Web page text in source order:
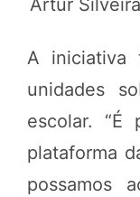
Artur
A iniciativa
unidades
escolar. “É
plataforma
possamos